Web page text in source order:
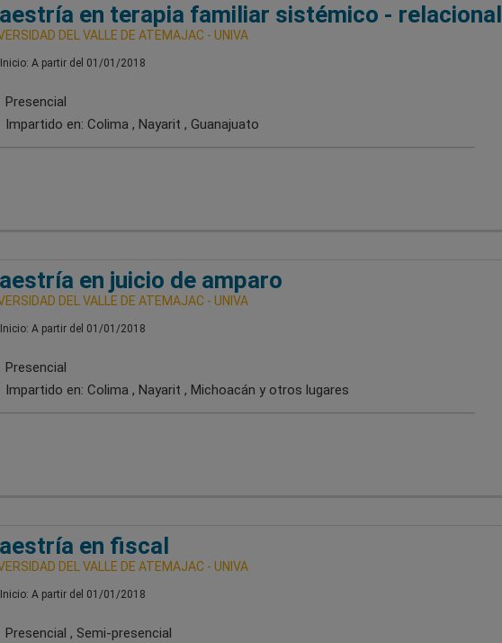
en terapia familiar sistémico - relacional
DEL VALLE DE ATEMAJAC - UNIVA
Inicio: A partir del 01/01/2018
Presencial
Impartido en: Colima , Nayarit , Guanajuato
en juicio de amparo
DEL VALLE DE ATEMAJAC - UNIVA
Inicio: A partir del 01/01/2018
Presencial
Impartido en: Colima , Nayarit , Michoacán y otros lugares
en fiscal
DEL VALLE DE ATEMAJAC - UNIVA
Inicio: A partir del 01/01/2018
Presencial , Semi-presencial